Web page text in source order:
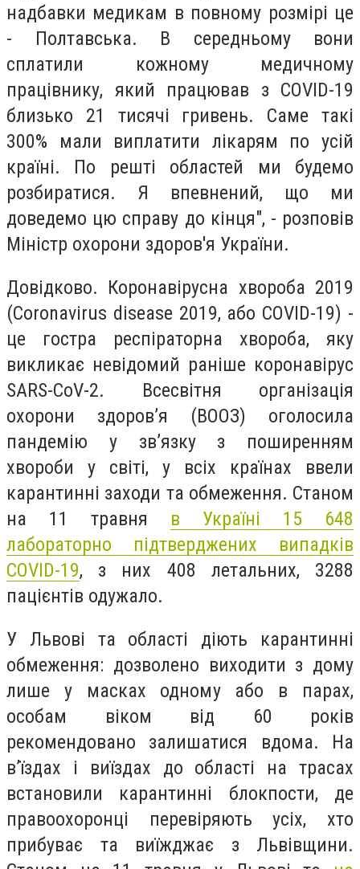
надбавки медикам в повному розмірі це
- Полтавська. В середньому вони
сплатили кожному медичному
працівнику, який працював з COVID-19
близько 21 тисячі гривень. Саме такі
300% мали виплатити лікарям по усій
країні. По решті областей ми будемо
розбиратися. Я впевнений, що ми
доведемо цю справу до кінця", - розповів
Міністр охорони здоров'я України.
Довідково. Коронавірусна хвороба 2019
(Coronavirus disease 2019, або COVID-19) -
це гостра респіраторна хвороба, яку
викликає невідомий раніше коронавірус
SARS-CoV-2. Всесвітня організація
охорони здоров’я (ВООЗ) оголосила
пандемію у зв’язку з поширенням
хвороби у світі, у всіх країнах ввели
карантинні заходи та обмеження. Станом
на 11 травня в Україні 15 648
лабораторно підтверджених випадків
COVID-19, з них 408 летальних, 3288
пацієнтів одужало.
У Львові та області діють карантинні
обмеження: дозволено виходити з дому
лише у масках одному або в парах,
особам віком від 60 років
рекомендовано залишатися вдома. На
в’їздах і виїздах до області на трасах
встановили карантинні блокпости, де
правоохоронці перевіряють усіх, хто
прибуває та виїжджає з Львівщини.